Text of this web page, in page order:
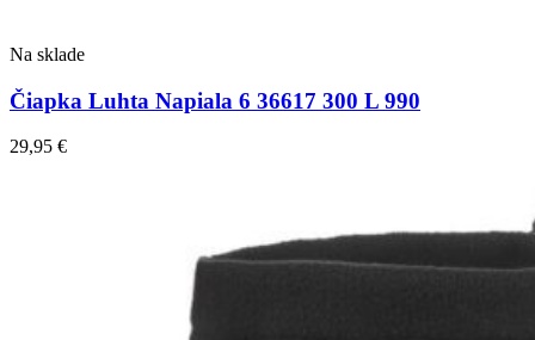
Na sklade
Čiapka Luhta Napiala 6 36617 300 L 990
29,95 €